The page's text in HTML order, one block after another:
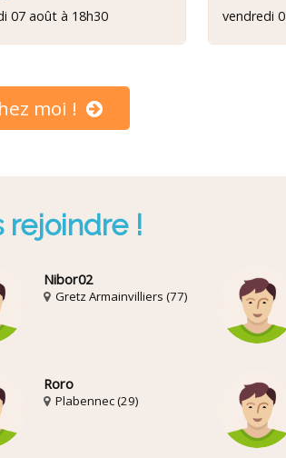
07 août à 18h30 vendredi
moi !
rejoindre !
Nibor02
Gretz Armainvilliers (77)
Roro
Plabennec (29)